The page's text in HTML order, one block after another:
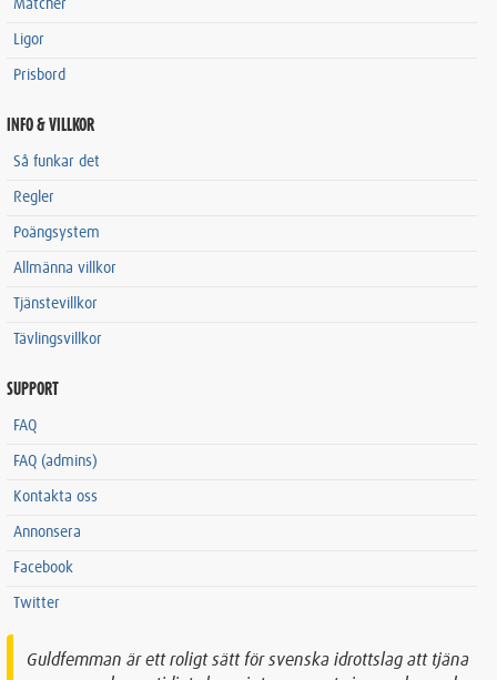
Matcher
Ligor
Prisbord
INFO & VILLKOR
Så funkar det
Regler
Poängsystem
Allmänna villkor
Tjänstevillkor
Tävlingsvillkor
SUPPORT
FAQ
FAQ (admins)
Kontakta oss
Annonsera
Facebook
Twitter
Guldfemman är ett roligt sätt för svenska idrottslag att tjäna